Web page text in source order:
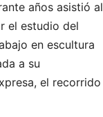
años asistió al
el estudio del
en escultura
a su
el recorrido